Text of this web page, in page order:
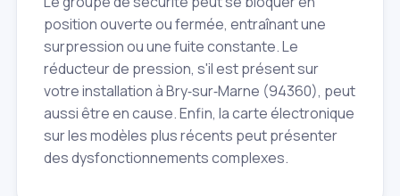
position ouverte ou fermée, entraînant une
surpression ou une fuite constante. Le
réducteur de pression, s'il est présent sur
votre installation à Bry‑sur‑Marne (94360), peut
aussi être en cause. Enfin, la carte électronique
sur les modèles plus récents peut présenter
des dysfonctionnements complexes.